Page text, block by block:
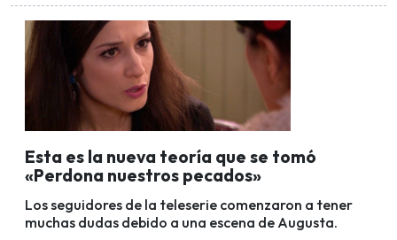
Esta es la nueva teoría que se tomó
«Perdona nuestros pecados»
Los seguidores de la teleserie comenzaron a tener
muchas dudas debido a una escena de Augusta.